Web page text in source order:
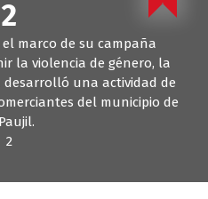
2
el marco de su campaña
la violencia de género, la
desarrolló una actividad de
del municipio de
2